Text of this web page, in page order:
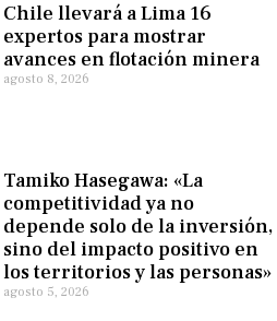
Chile llevará a Lima 16
expertos para mostrar
avances en flotación minera
agosto 8, 2026
Tamiko Hasegawa: «La
competitividad ya no
depende solo de la inversión,
sino del impacto positivo en
los territorios y las personas»
agosto 5, 2026